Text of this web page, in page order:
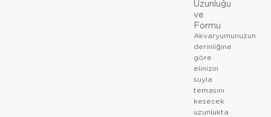
Uzunluğu
ve
Formu
Akvaryumunuzun
derinliğine
göre
elinizin
suyla
temasını
kesecek
uzunlukta